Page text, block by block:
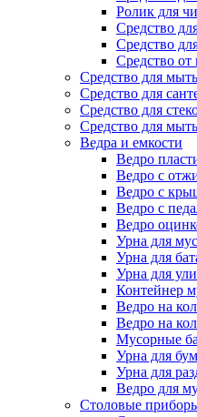
Ролик для
Средство
Средство
Средство от
Средство для
Средство для
Средство для
Средство для
Ведра и емкости
Ведро
Ведро с
Ведро с
Ведро с
Ведро
Урна для
Урна для
Урна для
Контейнер
Ведро на
Ведро на
Мусорные
Урна для
Урна для
Ведро для
Столовые